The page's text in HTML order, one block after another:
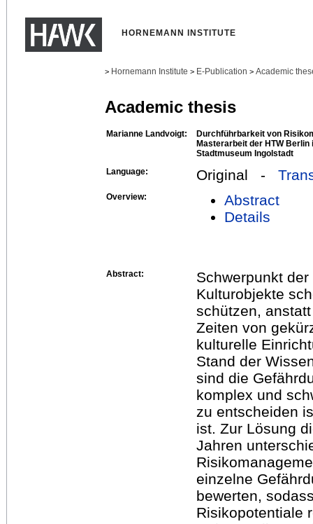
HORNEMANN INSTITUTE
> Hornemann Institute > E-Publication > Academic
Academic thesis
Marianne Landvoigt:
Durchführbarkeit von
Masterarbeit der HTW
Stadtmuseum Ingolstadt
Language:
Original -
Overview:
Abstract
Details
Abstract:
Schwerpunkt
Kulturobjekte
schützen,
Zeiten von
kulturelle
Stand der
sind die
komplex und
zu entscheiden
ist. Zur Lösung
Jahren
einzelne
bewerten,
Risikopotentiale